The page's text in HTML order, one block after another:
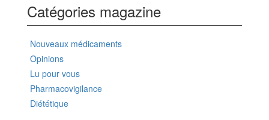
Catégories magazine
Nouveaux médicaments
Opinions
Lu pour vous
Pharmacovigilance
Diététique